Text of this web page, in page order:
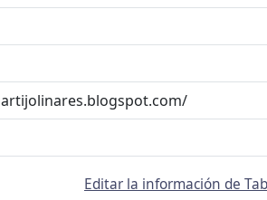
Editar la información de